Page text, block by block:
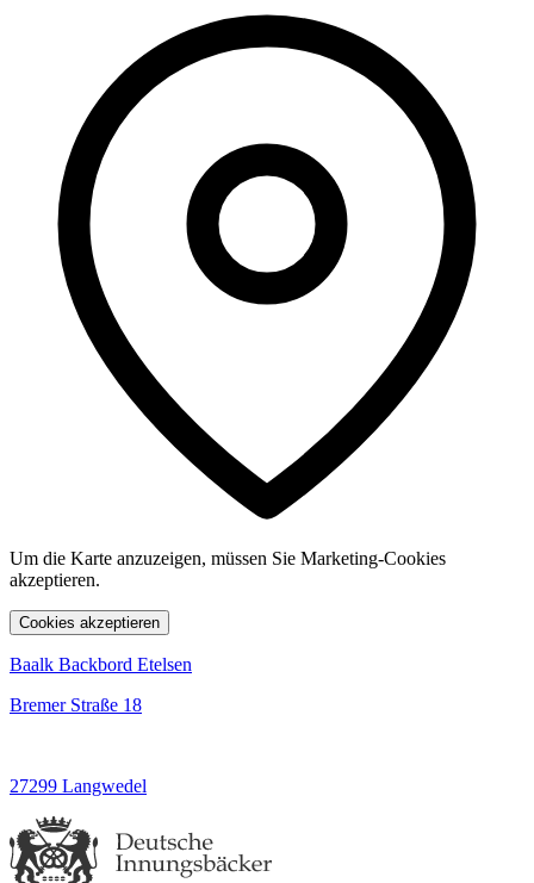
Um die Karte anzuzeigen, müssen Sie Marketing-Cookies
akzeptieren.
Cookies akzeptieren
Baalk Backbord Etelsen
Bremer Straße 18
27299 Langwedel